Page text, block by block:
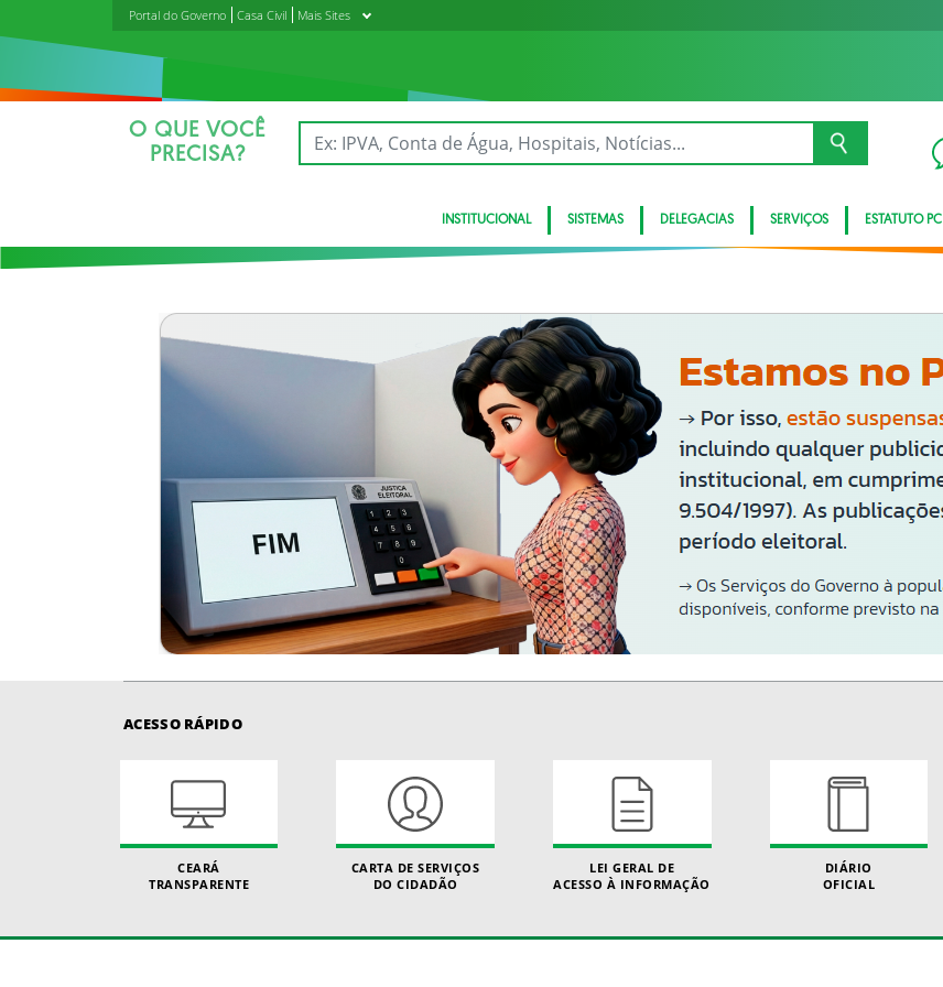
Portal do Governo Casa Civil Mais Sites
O QUE VOCÊ
PRECISA?
INSTITUCIONAL SISTEMAS DELEGACIAS SERVIÇOS ESTATUTO PC
ACESSO RÁPIDO
CEARÁ
TRANSPARENTE
CARTA DE SERVIÇOS
DO CIDADÃO
LEI GERAL DE
ACESSO À INFORMAÇÃO
DIÁRIO
OFICIAL